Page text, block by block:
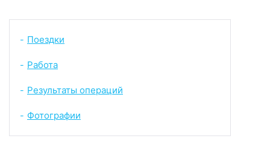
- Поездки
- Работа
- Результаты операций
- Фотографии